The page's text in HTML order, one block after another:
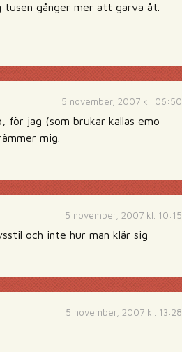
tusen gånger mer att garva åt.
5 november, 2007 kl. 06:50
för jag (som brukar kallas emo
mig.
5 november, 2007 kl. 10:15
och inte hur man klär sig
5 november, 2007 kl. 13:28